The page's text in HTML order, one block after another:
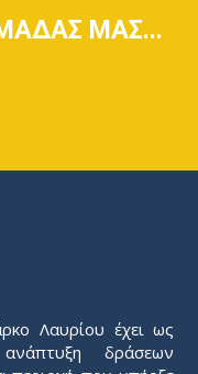
ΜΑΣ...
Λαυρίου έχει ως
δράσεων